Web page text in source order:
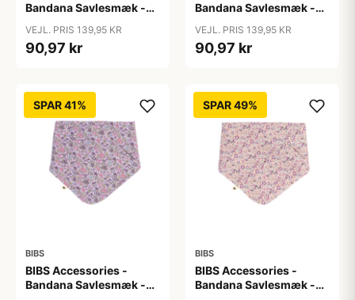
Bandana Savlesmæk -
VEJL. PRIS 139,95 KR
90,97 kr
Bandana Savlesmæk -
Lawn/Baby Blue
VEJL. PRIS 139,95 KR
90,97 kr
SPAR 41%
BIBS
BIBS Accessories -
Bandana Savlesmæk -
SPAR 49%
BIBS
BIBS Accessories -
Bandana Savlesmæk -